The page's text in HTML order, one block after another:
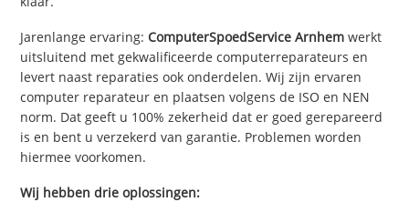
Jarenlange ervaring:ComputerSpoedService Arnhem werkt
uitsluitend met gekwalificeerde computerreparateurs en
levert naast reparaties ook onderdelen. Wij zijn ervaren
computer reparateur en plaatsen volgens de ISO en NEN
norm. Dat geeft u 100% zekerheid dat er goed gerepareerd
is en bent u verzekerd van garantie. Problemen worden
hiermee voorkomen.
Wij hebben drie oplossingen: